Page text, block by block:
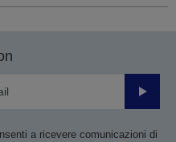
Invia
a ricevere comunicazioni di